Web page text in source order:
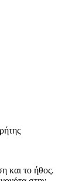
και το ήθος.